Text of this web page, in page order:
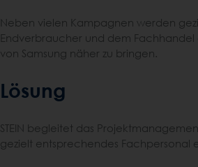
Neben vielen Kampagnen werden
Endverbraucher und dem
von Samsung näher zu bringen.
Lösung
STEIN begleitet das
gezielt entsprechendes Fachpersonal